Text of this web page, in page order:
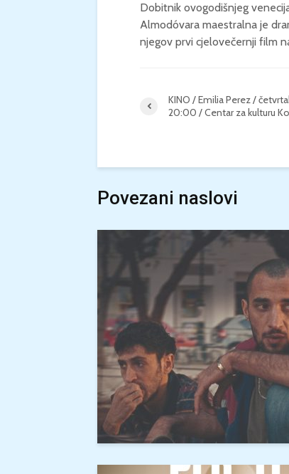
Dobitnik ovogodišnjeg
Almodóvara maestralna je
njegov prvi cjelovečernji film
KINO / Emilia Perez /
20:00 / Centar za kulturu
Povezani naslovi